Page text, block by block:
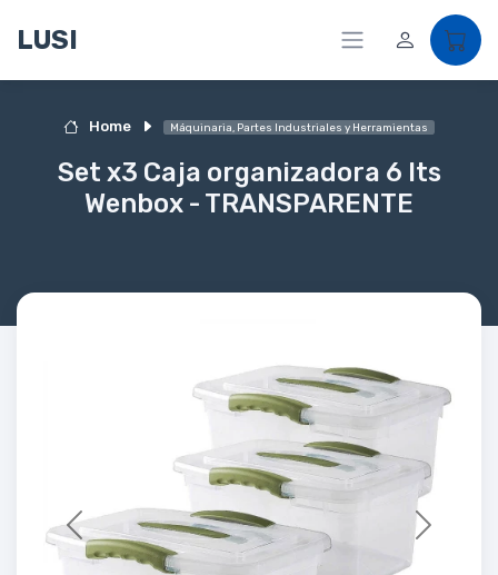
LUSI
Home Máquinaria, Partes Industriales y Herramientas
Set x3 Caja organizadora 6 lts
Wenbox - TRANSPARENTE
Previous Next